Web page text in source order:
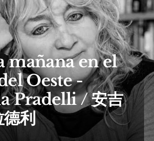
mañana en el
Oeste -
Pradelli / 安吉
德利